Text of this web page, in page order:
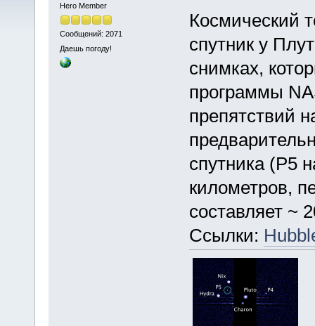
Hero Member
Сообщений: 2071
Даешь погоду!
Космический
спутник у
снимках,
программы
препятствий
спутника (P5
километров,
составляет ~
Ссылки: